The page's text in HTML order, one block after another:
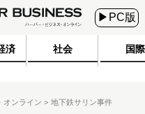
▶PC版
済 社会 国際
オンライン 地下鉄サリン事件